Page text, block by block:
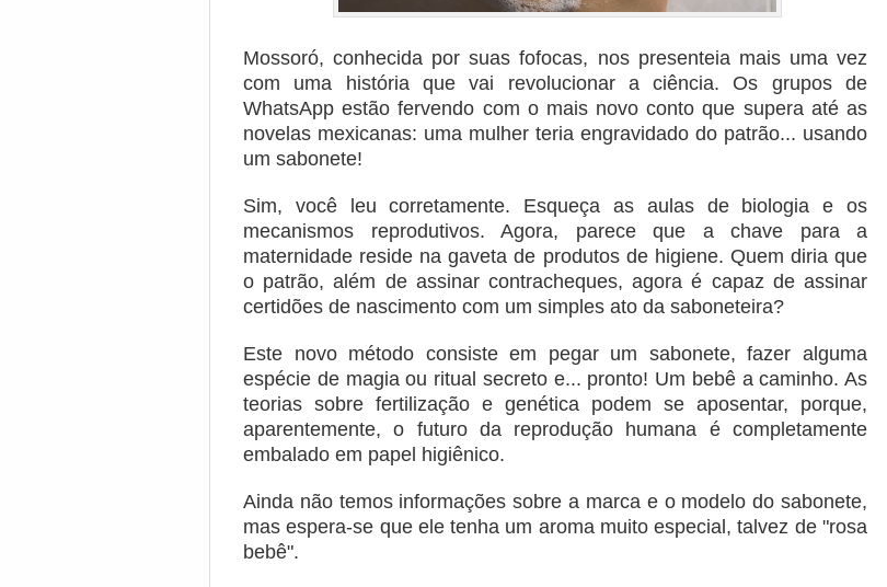
Mossoró, conhecida por suas fofocas, nos presenteia mais uma vez
com uma história que vai revolucionar a ciência. Os grupos de
WhatsApp estão fervendo com o mais novo conto que supera até as
novelas mexicanas: uma mulher teria engravidado do patrão... usando
um sabonete!
Sim, você leu corretamente. Esqueça as aulas de biologia e os
mecanismos reprodutivos. Agora, parece que a chave para a
maternidade reside na gaveta de produtos de higiene. Quem diria que
o patrão, além de assinar contracheques, agora é capaz de assinar
certidões de nascimento com um simples ato da saboneteira?
Este novo método consiste em pegar um sabonete, fazer alguma
espécie de magia ou ritual secreto e... pronto! Um bebê a caminho. As
teorias sobre fertilização e genética podem se aposentar, porque,
aparentemente, o futuro da reprodução humana é completamente
embalado em papel higiênico.
Ainda não temos informações sobre a marca e o modelo do sabonete,
mas espera-se que ele tenha um aroma muito especial, talvez de "rosa
bebê".